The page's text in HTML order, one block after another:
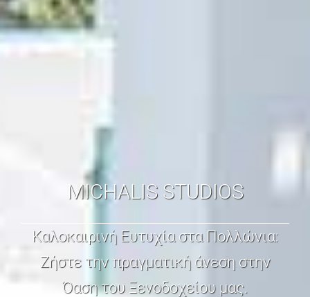
MICHALIS STUDIOS
Καλοκαιρινή Ευτυχία στα Πολλώνια:
Ζήστε την πραγματική άνεση στην
Όαση του Ξενοδοχείου μας.